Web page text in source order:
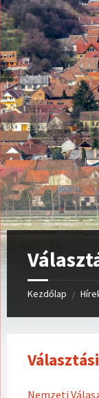
Kezdőlap /
Nemzeti